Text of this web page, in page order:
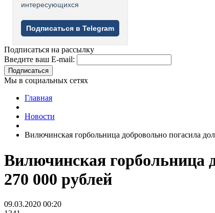
интересующихся
Подписаться в Telegram
Подписаться на рассылку
Введите ваш E-mail:
Подписаться
Мы в социальных сетях
Главная
Новости
Вилючинская горбольница добровольно погасила
Вилючинская горбольница
270 000 рублей
09.03.2020 00:20